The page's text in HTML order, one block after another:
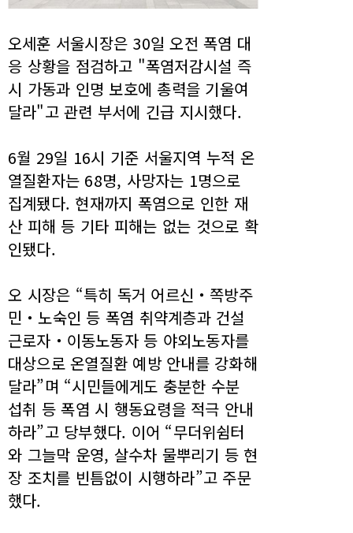
오세훈 서울시장은 30일 오전 폭염 대
응 상황을 점검하고 "폭염저감시설 즉
시 가동과 인명 보호에 총력을 기울여
달라"고 관련 부서에 긴급 지시했다.
6월 29일 16시 기준 서울지역 누적 온
열질환자는 68명, 사망자는 1명으로
집계됐다. 현재까지 폭염으로 인한 재
산 피해 등 기타 피해는 없는 것으로 확
인됐다.
오 시장은 “특히 독거 어르신‧쪽방주
민‧노숙인 등 폭염 취약계층과 건설
근로자‧이동노동자 등 야외노동자를
대상으로 온열질환 예방 안내를 강화해
달라”며 “시민들에게도 충분한 수분
섭취 등 폭염 시 행동요령을 적극 안내
하라”고 당부했다. 이어 “무더위쉼터
와 그늘막 운영, 살수차 물뿌리기 등 현
장 조치를 빈틈없이 시행하라”고 주문
했다.